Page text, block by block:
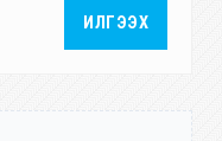
ИЛГЭЭХ